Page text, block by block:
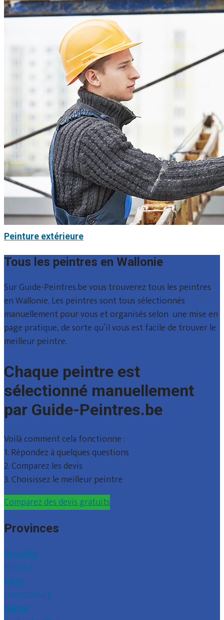
Peinture extérieure
Tous les peintres en Wallonie
Sur Guide-Peintres.be vous trouverez tous les peintres
en Wallonie. Les peintres sont tous sélectionnés
manuellement pour vous et organisés selon une mise en
page pratique, de sorte qu’il vous est facile de trouver le
meilleur peintre.
Chaque peintre est
sélectionné manuellement
par Guide-Peintres.be
Voilà comment cela fonctionne :
1. Répondez à quelques questions
2. Comparez les devis
3. Choisissez le meilleur peintre
Comparez des devis gratuits
Provinces
Bruxelles
Hainaut
Liège
Luxembourg
Namur